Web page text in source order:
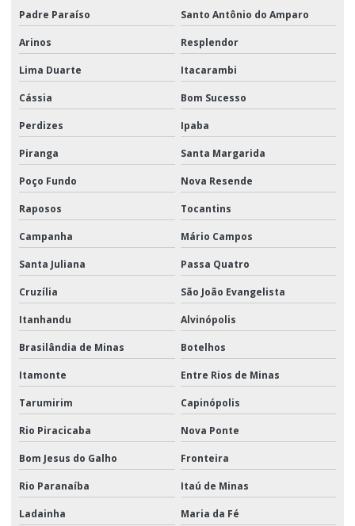
Padre Paraíso Santo Antônio do Amparo
Arinos Resplendor
Lima Duarte Itacarambi
Cássia Bom Sucesso
Perdizes Ipaba
Piranga Santa Margarida
Poço Fundo Nova Resende
Raposos Tocantins
Campanha Mário Campos
Santa Juliana Passa Quatro
Cruzília São João Evangelista
Itanhandu Alvinópolis
Brasilândia de Minas Botelhos
Itamonte Entre Rios de Minas
Tarumirim Capinópolis
Rio Piracicaba Nova Ponte
Bom Jesus do Galho Fronteira
Rio Paranaíba Itaú de Minas
Ladainha Maria da Fé